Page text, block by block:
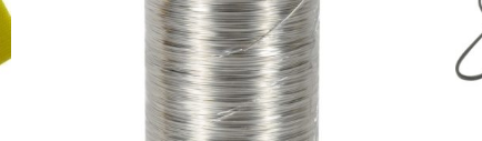
muunnelma.